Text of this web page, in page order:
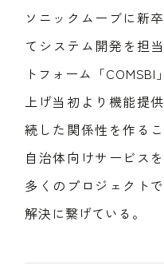
ソニックムーブに新
てシステム開発を担
トフォーム「
上げ当初より機能提
続した関係性を作る
自治体向けサービス
多くのプロジェクト
解決に繋げている。